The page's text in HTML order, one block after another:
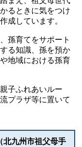
るときに気をつけ
成しています。
孫育てをサポート
る知識、孫を預か
地域における孫育
子ふれあいルー
プラザ等に置いて
北九州市祖父母手